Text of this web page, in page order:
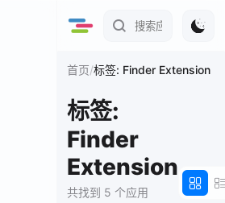
首页/标签: Finder Extension
标签:
Finder
Extension
共找到 5 个应用